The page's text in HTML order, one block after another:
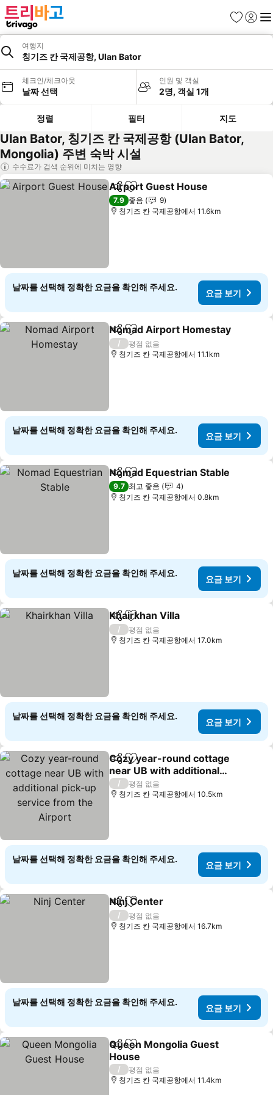
즐겨찾기
로그인
메
여행지
칭기즈 칸 국제공항, Ulan Bator
체크인/체크아웃
날짜 선택
인원 및 객실
2명, 객실 1개
정렬 필터 지도
Ulan Bator, 칭기즈 칸 국제공항 (Ulan Bator,
Mongolia) 주변 숙박 시설
수수료가 검색 순위에 미치는 영향
공유 즐겨찾기에 추가
Airport Guest House
7.9 좋음
9
칭기즈 칸 국제공항에서 11.6km
날짜를 선택해 정확한 요금을 확인해 주세요.
요금 보기
공유 즐겨찾기에 추가
Nomad Airport Homestay
/
평점 없음
칭기즈 칸 국제공항에서 11.1km
날짜를 선택해 정확한 요금을 확인해 주세요.
요금 보기
공유 즐겨찾기에 추가
Nomad Equestrian Stable
9.7 최고 좋음
4
칭기즈 칸 국제공항에서 0.8km
날짜를 선택해 정확한 요금을 확인해 주세요.
요금 보기
공유 즐겨찾기에 추가
Khairkhan Villa
/
평점 없음
칭기즈 칸 국제공항에서 17.0km
날짜를 선택해 정확한 요금을 확인해 주세요.
요금 보기
공유 즐겨찾기에 추가
Cozy year-round cottage
near UB with additional
pick-up service from the
Airport
요금 보기
/
평점 없음
칭기즈 칸 국제공항에서 10.5km
날짜를 선택해 정확한 요금을 확인해 주세요.
요금 보기
공유 즐겨찾기에 추가
Ninj Center
/
평점 없음
칭기즈 칸 국제공항에서 16.7km
날짜를 선택해 정확한 요금을 확인해 주세요.
요금 보기
공유 즐겨찾기에 추가
Queen Mongolia Guest
House
요금 보기
/
평점 없음
칭기즈 칸 국제공항에서 11.4km